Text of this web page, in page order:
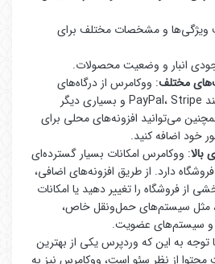
ویژگی‌ها و مشخصات مختلف برای
انبار و وضعیت محصولات.
مختلف: ووکامرس از درگاه‌های
پرداخت مختلف مانند PayPal، Stripe و بسیاری دیگر
می‌توانید افزونه‌های محلی برای
خود اضافه کنید.
بالا: ووکامرس امکانات بسیار گسترده‌ای
دارد. از طریق افزونه‌های اضافی،
از فروشگاه را تغییر دهید یا امکانات
مثل سیستم‌های حمل‌ونقل خاص،
سیستم‌های عضویت.
توجه به این که وردپرس یکی از بهترین
از نظر سئو است، ووکامرس نیز به